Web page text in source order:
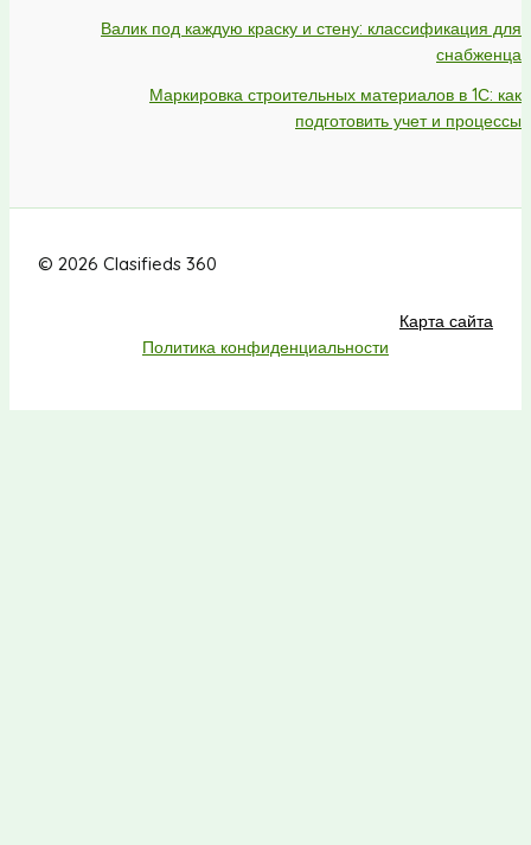
Валик под каждую краску и стену: классификация для
снабженца
Маркировка строительных материалов в 1С: как
подготовить учет и процессы
© 2026 Clasifieds 360
Карта сайта
Политика конфиденциальности